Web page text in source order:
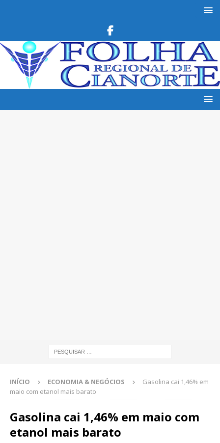
INÍCIO ECONOMIA & NEGÓCIOS
Gasolina cai 1,46% em
maio com etanol mais barato
Gasolina cai 1,46% em maio com
etanol mais barato